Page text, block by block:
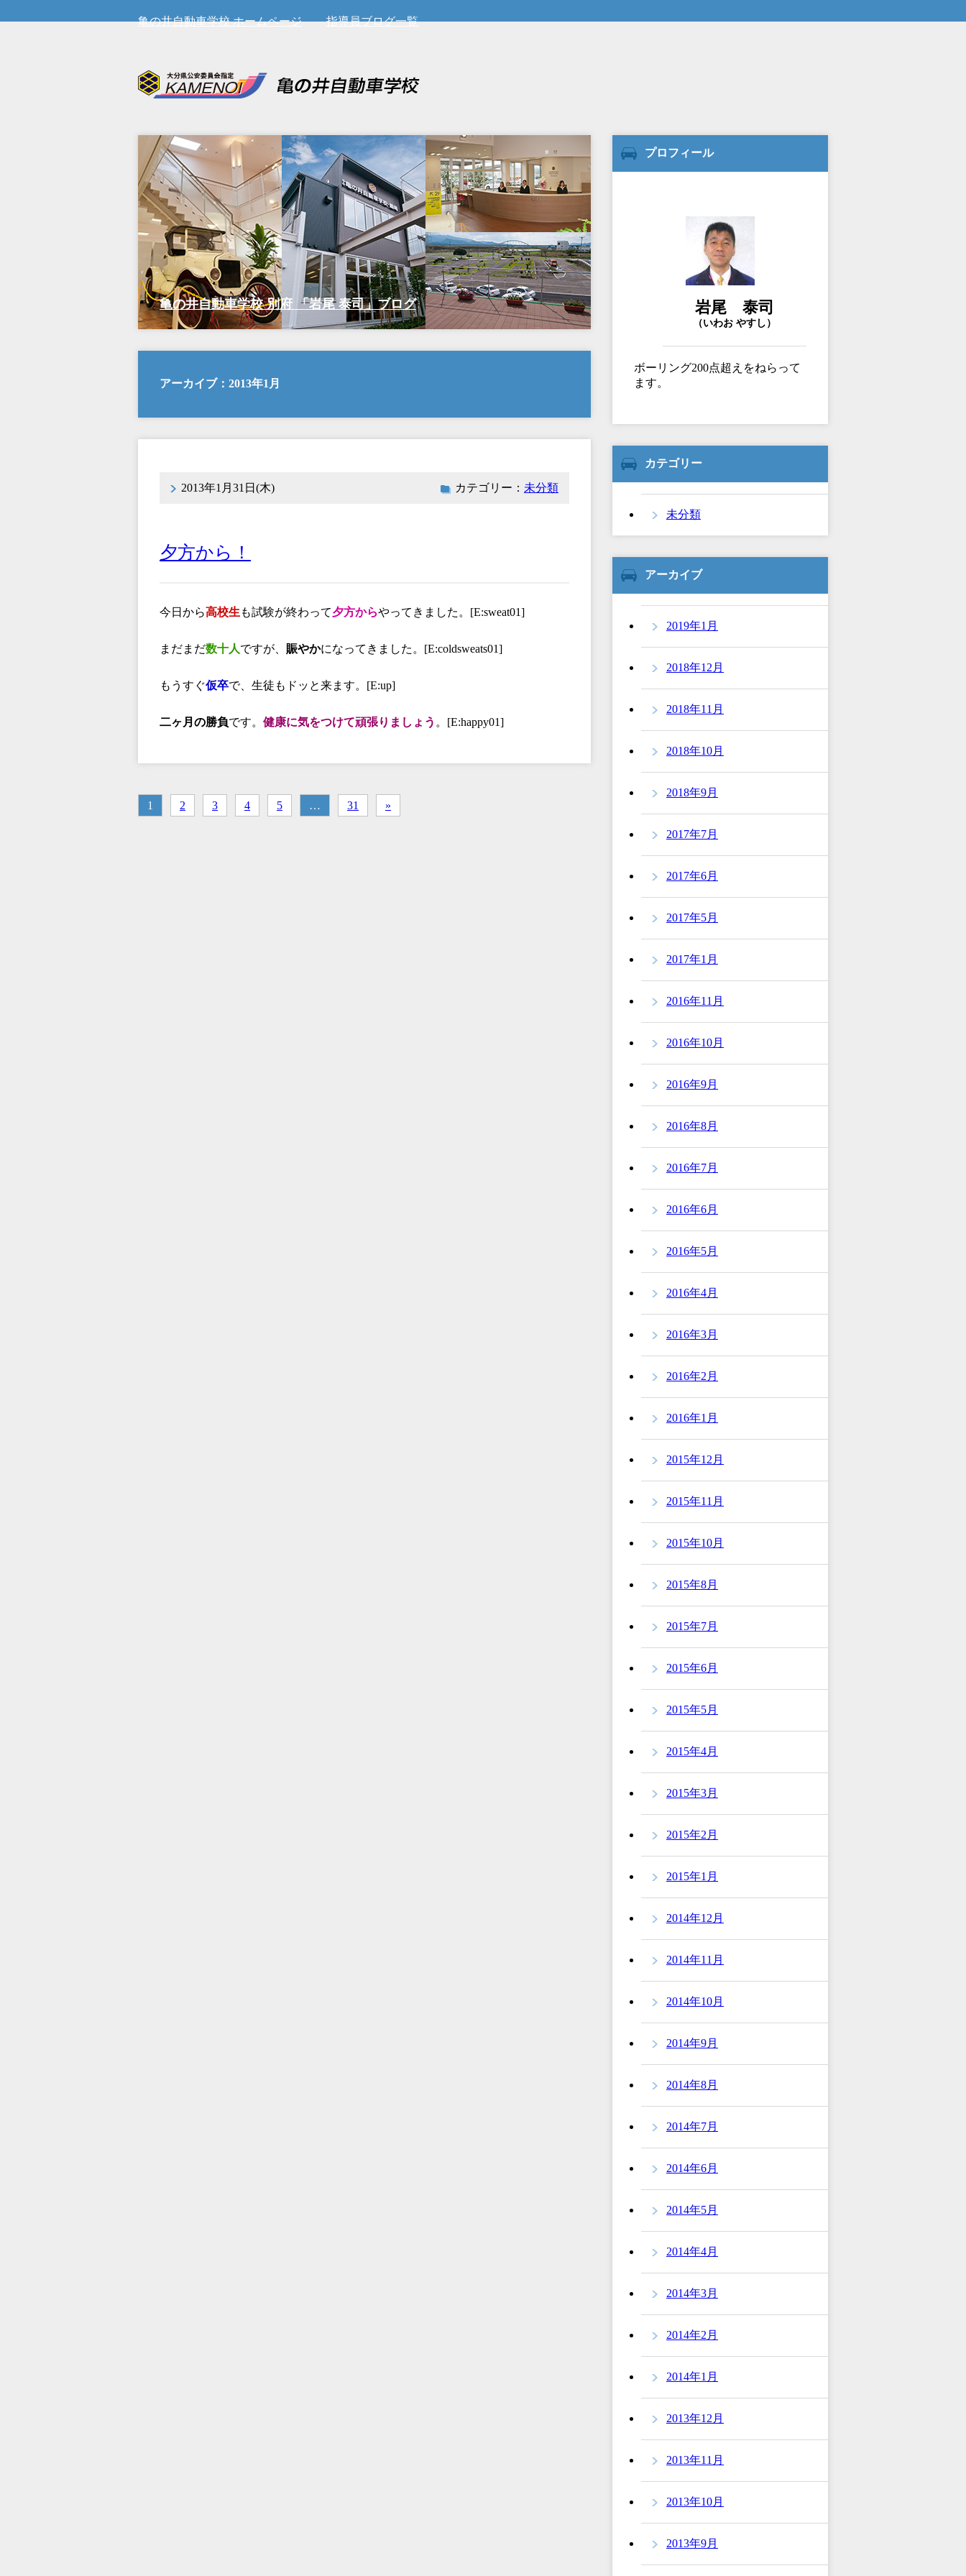
亀の井自動車学校 ホームページ 指導員ブログ一覧
亀の井自動車学校 別府 「岩尾 泰司」ブログ
アーカイブ：2013年1月
2013年1月31日(木) カテゴリー： 未分類
夕方から！
今日から高校生 も試験が終わって夕方からやってきました。[E:sweat01]
まだまだ数十人ですが、 賑やかになってきました。[E:coldsweats01]
もうすぐ仮卒で、生徒もドッと来ます。[E:up]
二ヶ月の勝負です。 健康に気をつけて頑張りましょう 。[E:happy01]
1 2 3 4 5 … 31 »
プロフィール
岩尾 泰司
（いわお やすし）
ボーリング200点超えをねらって
ます。
カテゴリー
未分類
アーカイブ
2019年1月
2018年12月
2018年11月
2018年10月
2018年9月
2017年7月
2017年6月
2017年5月
2017年1月
2016年11月
2016年10月
2016年9月
2016年8月
2016年7月
2016年6月
2016年5月
2016年4月
2016年3月
2016年2月
2016年1月
2015年12月
2015年11月
2015年10月
2015年8月
2015年7月
2015年6月
2015年5月
2015年4月
2015年3月
2015年2月
2015年1月
2014年12月
2014年11月
2014年10月
2014年9月
2014年8月
2014年7月
2014年6月
2014年5月
2014年4月
2014年3月
2014年2月
2014年1月
2013年12月
2013年11月
2013年10月
2013年9月